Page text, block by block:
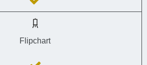
Flipchart